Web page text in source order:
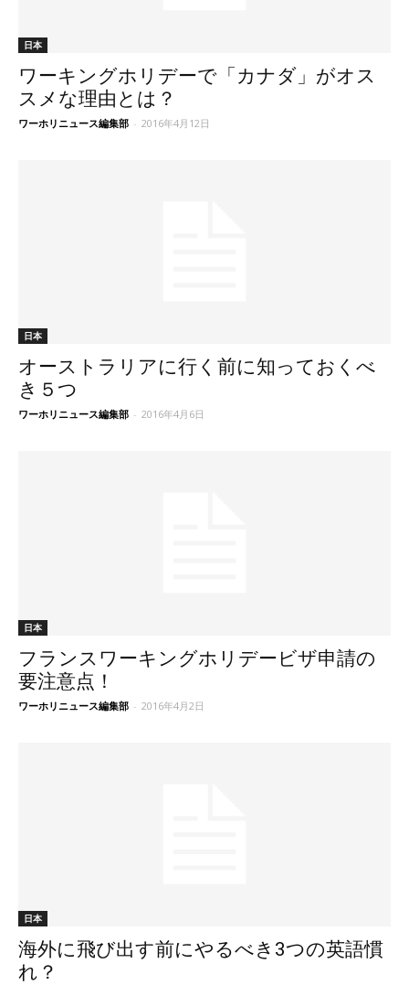
日本
ワーキングホリデーで「カナダ」がオス
スメな理由とは？
ワーホリニュース編集部 - 2016年4月12日
日本
オーストラリアに行く前に知っておくべ
き５つ
ワーホリニュース編集部 - 2016年4月6日
日本
フランスワーキングホリデービザ申請の
要注意点！
ワーホリニュース編集部 - 2016年4月2日
日本
海外に飛び出す前にやるべき3つの英語慣
れ？